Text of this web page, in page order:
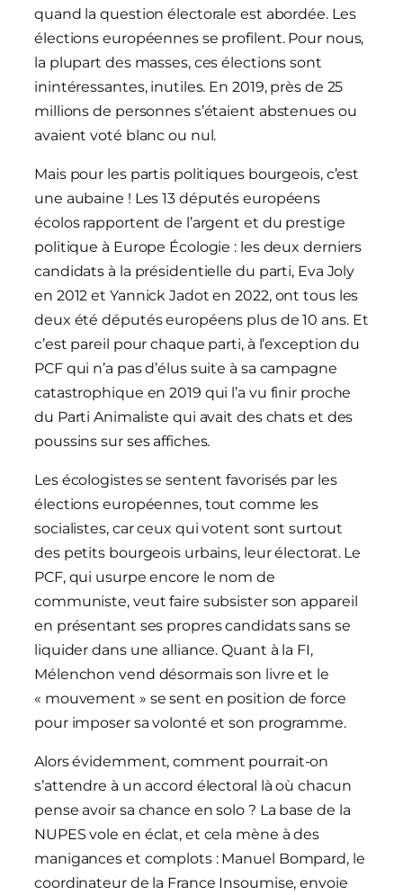
quand la question électorale est abordée. Les
élections européennes se profilent. Pour nous,
la plupart des masses, ces élections sont
inintéressantes, inutiles. En 2019, près de 25
millions de personnes s’étaient abstenues ou
avaient voté blanc ou nul.
Mais pour les partis politiques bourgeois, c’est
une aubaine ! Les 13 députés européens
écolos rapportent de l’argent et du prestige
politique à Europe Écologie : les deux derniers
candidats à la présidentielle du parti, Eva Joly
en 2012 et Yannick Jadot en 2022, ont tous les
deux été députés européens plus de 10 ans. Et
c’est pareil pour chaque parti, à l’exception du
PCF qui n’a pas d’élus suite à sa campagne
catastrophique en 2019 qui l’a vu finir proche
du Parti Animaliste qui avait des chats et des
poussins sur ses affiches.
Les écologistes se sentent favorisés par les
élections européennes, tout comme les
socialistes, car ceux qui votent sont surtout
des petits bourgeois urbains, leur électorat. Le
PCF, qui usurpe encore le nom de
communiste, veut faire subsister son appareil
en présentant ses propres candidats sans se
liquider dans une alliance. Quant à la FI,
Mélenchon vend désormais son livre et le
« mouvement » se sent en position de force
pour imposer sa volonté et son programme.
Alors évidemment, comment pourrait-on
s’attendre à un accord électoral là où chacun
pense avoir sa chance en solo ? La base de la
NUPES vole en éclat, et cela mène à des
manigances et complots : Manuel Bompard, le
coordinateur de la France Insoumise, envoie